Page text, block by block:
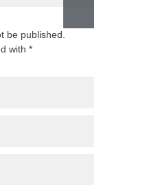
be published.
with *